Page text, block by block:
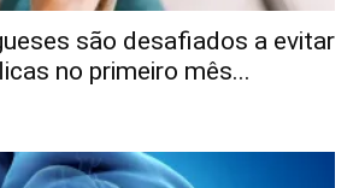
são desafiados a evitar
no primeiro mês...